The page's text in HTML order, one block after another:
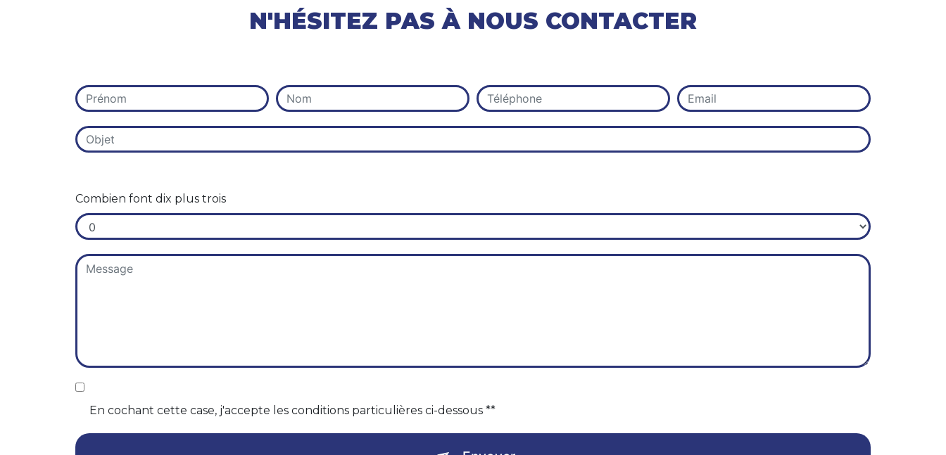
N'HÉSITEZ PAS À NOUS CONTACTER
Combien font dix plus trois
En cochant cette case, j'accepte les conditions particulières ci-dessous **